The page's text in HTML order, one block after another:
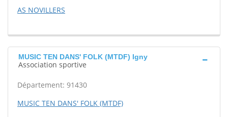
AS NOVILLERS
MUSIC TEN DANS' FOLK (MTDF) Igny
Association sportive
Département: 91430
MUSIC TEN DANS' FOLK (MTDF)